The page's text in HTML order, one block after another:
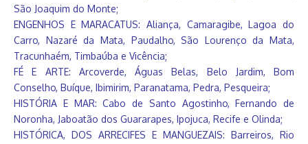
São Joaquim do Monte;
ENGENHOS E MARACATUS: Aliança, Camaragibe, Lagoa do
Carro, Nazaré da Mata, Paudalho, São Lourenço da Mata,
Tracunhaém, Timbaúba e Vicência;
FÉ E ARTE: Arcoverde, Águas Belas, Belo Jardim, Bom
Conselho, Buíque, Ibimirim, Paranatama, Pedra, Pesqueira;
HISTÓRIA E MAR: Cabo de Santo Agostinho, Fernando de
Noronha, Jaboatão dos Guararapes, Ipojuca, Recife e Olinda;
HISTÓRICA, DOS ARRECIFES E MANGUEZAIS: Barreiros, Rio